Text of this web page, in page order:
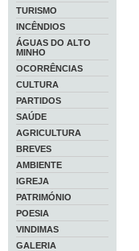
TURISMO
INCÊNDIOS
ÁGUAS DO ALTO
MINHO
OCORRÊNCIAS
CULTURA
PARTIDOS
SAÚDE
AGRICULTURA
BREVES
AMBIENTE
IGREJA
PATRIMÓNIO
POESIA
VINDIMAS
GALERIA